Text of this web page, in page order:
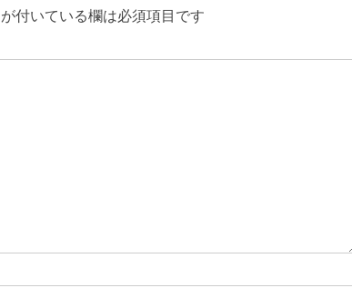
が付いている欄は必須項目です